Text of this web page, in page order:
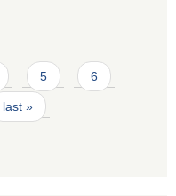
5 6
last »